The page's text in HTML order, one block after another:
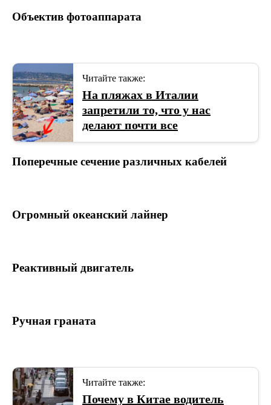
Объектив фотоаппарата
Читайте также:
На пляжах в Италии
запретили то, что у нас
делают почти все
Поперечные сечение различных кабелей
Огромный океанский лайнер
Реактивный двигатель
Ручная граната
Читайте также:
Почему в Китае водитель